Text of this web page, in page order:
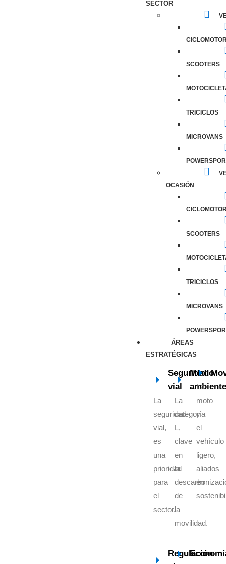
SECTOR
SCOOTERS
TRICICLOS
MICROVANS
OCASIÓN
SCOOTERS
TRICICLOS
MICROVANS
ÁREAS
ESTRATÉGICAS
Seguridad
vial
La
seguridad
vial,
es
una
prioridad
para
el
sector.
Medio
ambiente
La
categoría
L,
clave
en
la
de
la
movilidad.
La
moto
y
el
vehículo
ligero,
aliados
en
Regulación